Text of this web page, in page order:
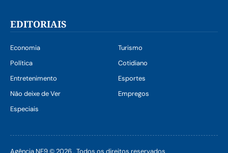
EDITORIAIS
Economia
Turismo
Política
Cotidiano
Entretenimento
Esportes
Não deixe de Ver
Empregos
Especiais
Agência NE9 © 2026 . Todos os direitos reservados